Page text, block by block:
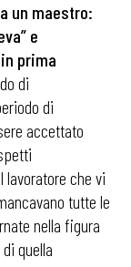
un maestro:
e
prima
di
di
accettato
lavoratore che vi
tutte le
nella figura
quella